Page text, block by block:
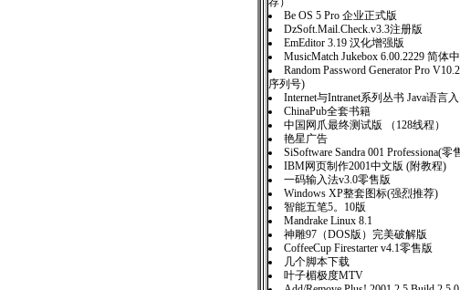
Be OS 5 Pro 企业正式版
DzSoft.Mail.Check.v3.3注册版
EmEditor 3.19 汉化增强版
MusicMatch Jukebox 6.00.2229 简体
Random Password Generator Pro
序列号)
Internet与Intranet系列丛书 Java语言
ChinaPub全套书籍
中国网爪最终测试版 （128线程）
艳星广告
SiSoftware Sandra 001 Professiona(零
IBM网页制作2001中文版 (附教程)
一码输入法v3.0零售版
Windows XP整套图标(强烈推荐)
智能五笔5。10版
Mandrake Linux 8.1
神雕97（DOS版）完美破解版
CoffeeCup Firestarter v4.1零售版
几个脚本下载
叶子楣极度MTV